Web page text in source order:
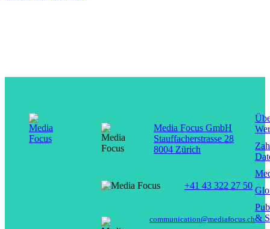
Media Focus GmbH
Stauffacherstrasse 28
8004 Zürich
+41 43 322 27 50
communication@mediafocus.ch&